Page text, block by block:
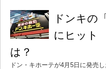
ドンキの
にヒット
は？
ドン・キホーテが4月5日に発売